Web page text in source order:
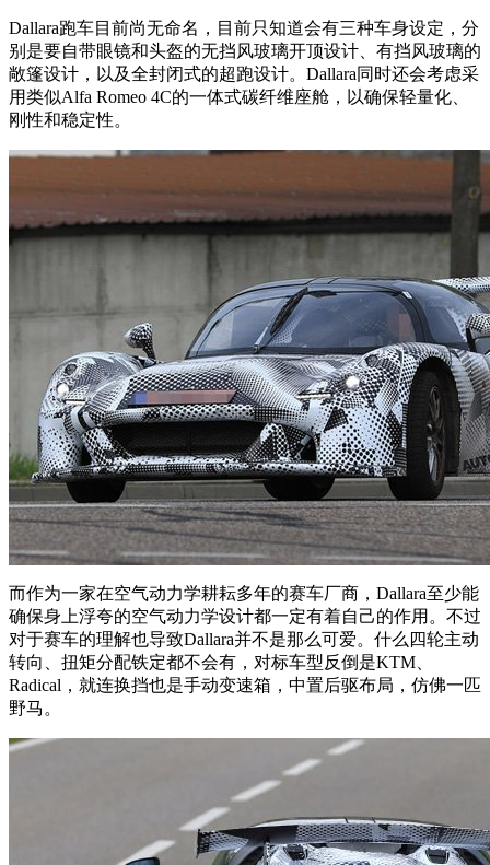
Dallara跑车目前尚无命名，目前只知道会有三种车身设定，分
别是要自带眼镜和头盔的无挡风玻璃开顶设计、有挡风玻璃的
敞篷设计，以及全封闭式的超跑设计。Dallara同时还会考虑采
用类似Alfa Romeo 4C的一体式碳纤维座舱，以确保轻量化、
刚性和稳定性。
而作为一家在空气动力学耕耘多年的赛车厂商，Dallara至少能
确保身上浮夸的空气动力学设计都一定有着自己的作用。不过
对于赛车的理解也导致Dallara并不是那么可爱。什么四轮主动
转向、扭矩分配铁定都不会有，对标车型反倒是KTM、
Radical，就连换挡也是手动变速箱，中置后驱布局，仿佛一匹
野马。